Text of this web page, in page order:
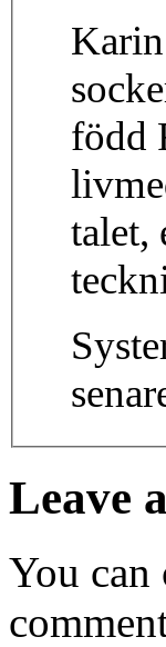
född
talet,
Leave
You can